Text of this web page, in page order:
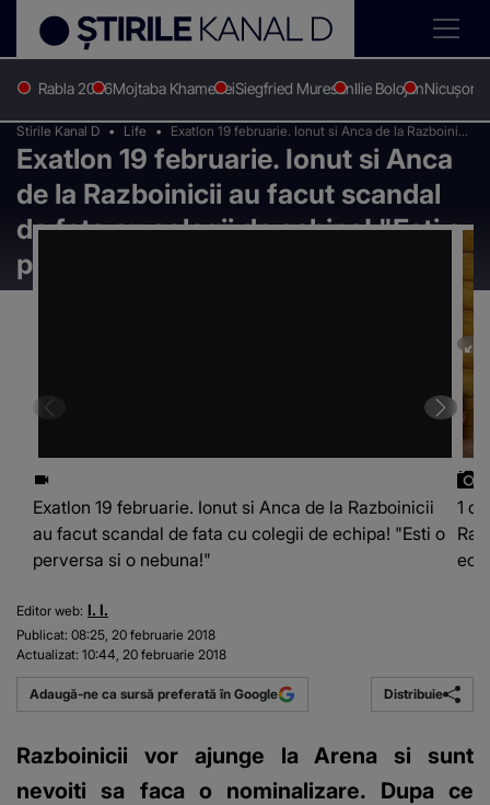
Rabla 2026Mojtaba KhameneiSiegfried MuresanIlie BolojanNicușor
Stirile Kanal D Life
Exatlon 19 februarie. Ionut si Anca de la Razboinicii
au facut scandal de fata cu colegii de echipa! "Esti
o perversa si o nebuna!"
Exatlon 19 februarie. Ionut si Anca
de la Razboinicii au facut scandal
de fata cu colegii de echipa! "Esti o
perversa si o nebuna!"
Exatlon 19 februarie. Ionut si Anca de la Razboinicii
au facut scandal de fata cu colegii de echipa! "Esti o
perversa si o nebuna!"
1
Editor web: I. I.
Publicat: 08:25, 20 februarie 2018
Actualizat: 10:44, 20 februarie 2018
Adaugă-ne ca sursă preferată în Google Distribuie
Razboinicii vor ajunge la Arena si sunt
nevoiti sa faca o nominalizare. Dupa ce